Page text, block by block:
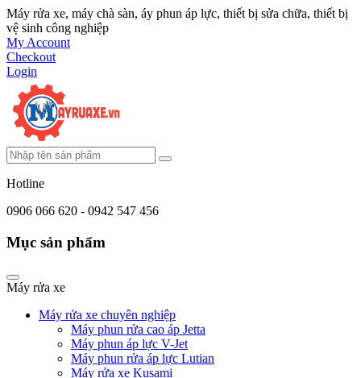
Máy rửa xe, máy chà sàn, áy phun áp lực, thiết bị sửa chữa, thiết bị
vệ sinh công nghiệp
My Account
Checkout
Login
Hotline
0906 066 620 - 0942 547 456
Mục sản phẩm
Máy rửa xe
Máy rửa xe chuyên nghiệp
Máy phun rửa cao áp Jetta
Máy phun áp lực V-Jet
Máy phun rửa áp lực Lutian
Máy rửa xe Kusami